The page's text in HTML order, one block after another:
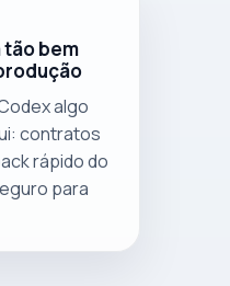
bem
algo
contratos
rápido do
para